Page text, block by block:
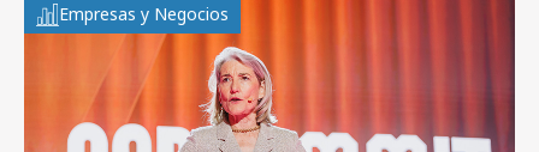
Empresas y Negocios